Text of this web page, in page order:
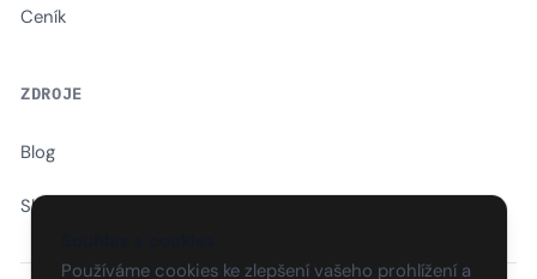
Ceník
ZDROJE
Blog
Slovník
Používáme cookies ke zlepšení vašeho prohlížení a